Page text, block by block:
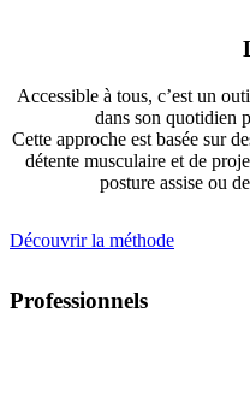
Accessible à tous, c’est un
dans son quotidien
Cette approche est basée sur
détente musculaire et de
posture assise ou
Découvrir la méthode
Professionnels